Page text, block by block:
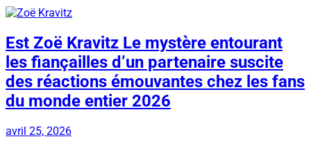
Est Zoë Kravitz Le mystère entourant
les fiançailles d’un partenaire suscite
des réactions émouvantes chez les fans
du monde entier 2026
avril 25, 2026